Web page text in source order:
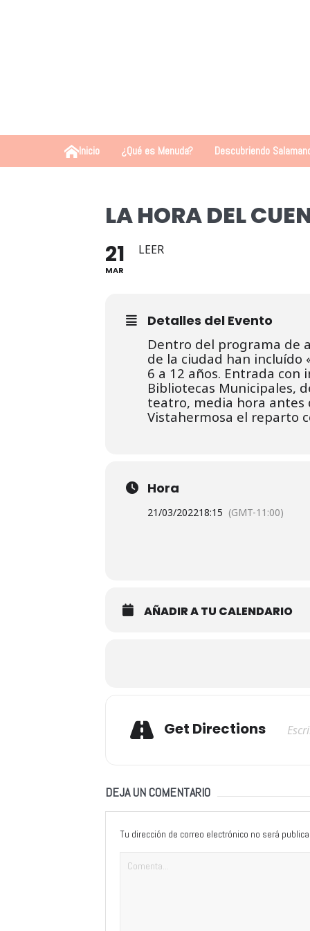
Inicio ¿Qué es Menuda? Descubriendo
LA HORA DEL
21
MAR
LEER
Detalles del Evento
Dentro del programa de
de la ciudad han incluído
6 a 12 años. Entrada con
Bibliotecas Municipales,
teatro, media hora antes
Vistahermosa el reparto
Hora
21/03/202218:15 (GMT-11:00)
AÑADIR A TU CALENDARIO
Get Directions
DEJA UN COMENTARIO
Tu dirección de correo electrónico no será